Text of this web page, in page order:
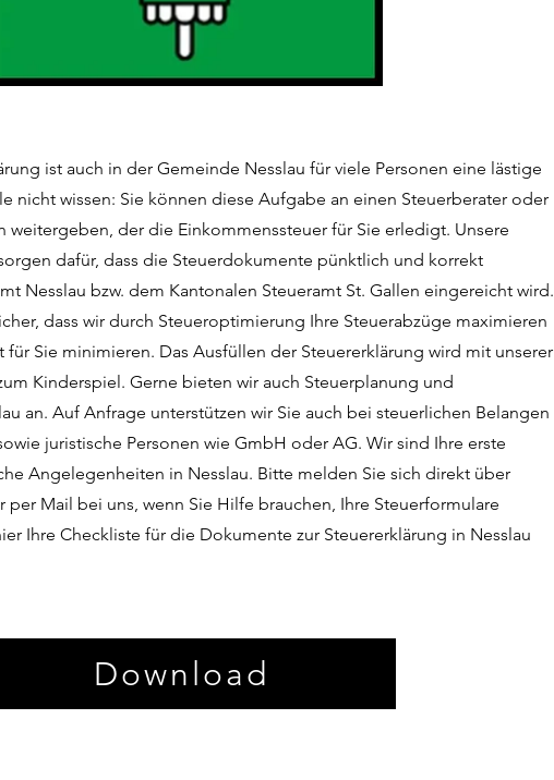
ist auch in der Gemeinde Nesslau für viele Personen eine lästige
nicht wissen: Sie können diese Aufgabe an einen Steuerberater oder
weitergeben, der die Einkommenssteuer für Sie erledigt. Unsere
dafür, dass die Steuerdokumente pünktlich und korrekt
Nesslau bzw. dem Kantonalen Steueramt St. Gallen eingereicht wird.
dass wir durch Steueroptimierung Ihre Steuerabzüge maximieren
für Sie minimieren. Das Ausfüllen der Steuererklärung wird mit unserer
Kinderspiel. Gerne bieten wir auch Steuerplanung und
an. Auf Anfrage unterstützen wir Sie auch bei steuerlichen Belangen
juristische Personen wie GmbH oder AG. Wir sind Ihre erste
Angelegenheiten in Nesslau. Bitte melden Sie sich direkt über
per Mail bei uns, wenn Sie Hilfe brauchen, Ihre Steuerformulare
Ihre Checkliste für die Dokumente zur Steuererklärung in Nesslau
Download